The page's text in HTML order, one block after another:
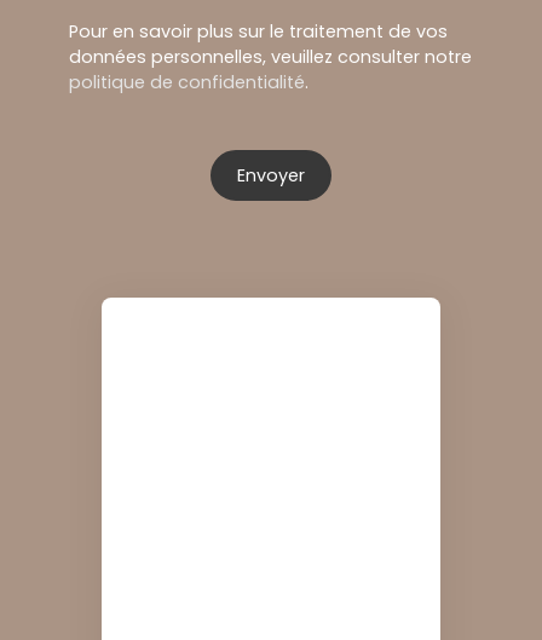
Pour en savoir plus sur le traitement de vos
données personnelles, veuillez consulter notre
politique de confidentialité.
Envoyer